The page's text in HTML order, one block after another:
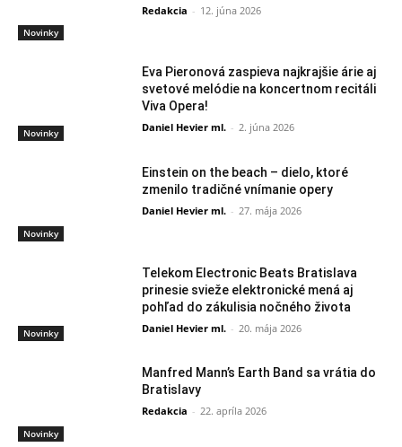
Novinky
Redakcia - 12. júna 2026
Novinky
Eva Pieronová zaspieva najkrajšie árie aj
svetové melódie na koncertnom recitáli
Viva Opera!
Daniel Hevier ml. - 2. júna 2026
Novinky
Einstein on the beach – dielo, ktoré
zmenilo tradičné vnímanie opery
Daniel Hevier ml. - 27. mája 2026
Novinky
Telekom Electronic Beats Bratislava
prinesie svieže elektronické mená aj
pohľad do zákulisia nočného života
Daniel Hevier ml. - 20. mája 2026
Novinky
Manfred Mann’s Earth Band sa vrátia do
Bratislavy
Redakcia - 22. apríla 2026